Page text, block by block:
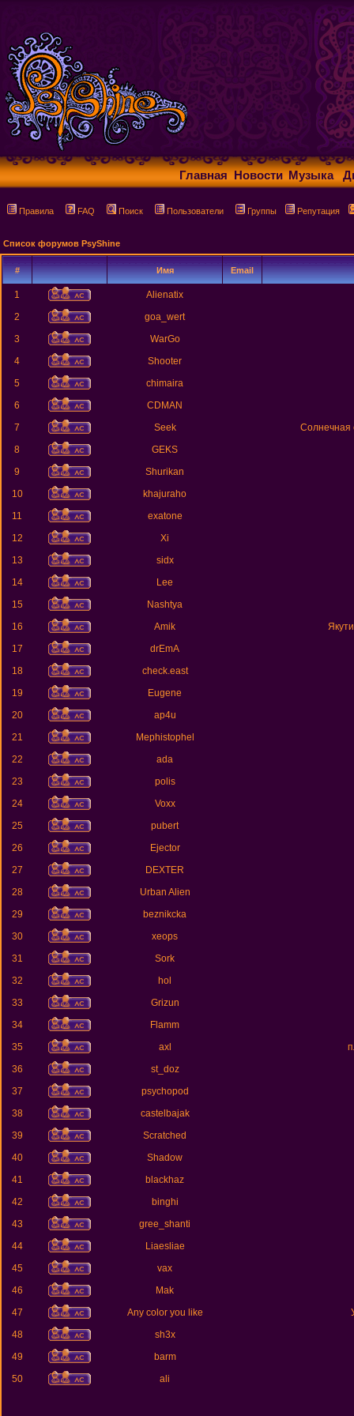
Главная Новости Музыка
Правила FAQ Поиск Пользователи Группы Репутация
Список форумов PsyShine
# Имя Email
1
Alienatix
2
goa_wert
3
WarGo
4
Shooter
5
chimaira
6
CDMAN
7
Seek
Солнечная
8
GEKS
9
Shurikan
10
khajuraho
11
exatone
12
Xi
13
sidx
14
Lee
15
Nashtya
16
Amik
17
drEmA
18
check.east
19
Eugene
20
ap4u
21
Mephistophel
22
ada
23
polis
24
Voxx
25
pubert
26
Ejector
27
DEXTER
28
Urban Alien
29
beznikcka
30
xeops
31
Sork
32
hol
33
Grizun
34
Flamm
35
axl
36
st_doz
37
psychopod
38
castelbajak
39
Scratched
40
Shadow
41
blackhaz
42
binghi
43
gree_shanti
44
Liaesliae
45
vax
46
Mak
47
Any color you like
48
sh3x
49
barm
50
ali